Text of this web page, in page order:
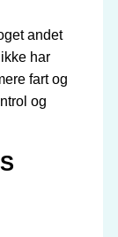
andet
har
fart og
og